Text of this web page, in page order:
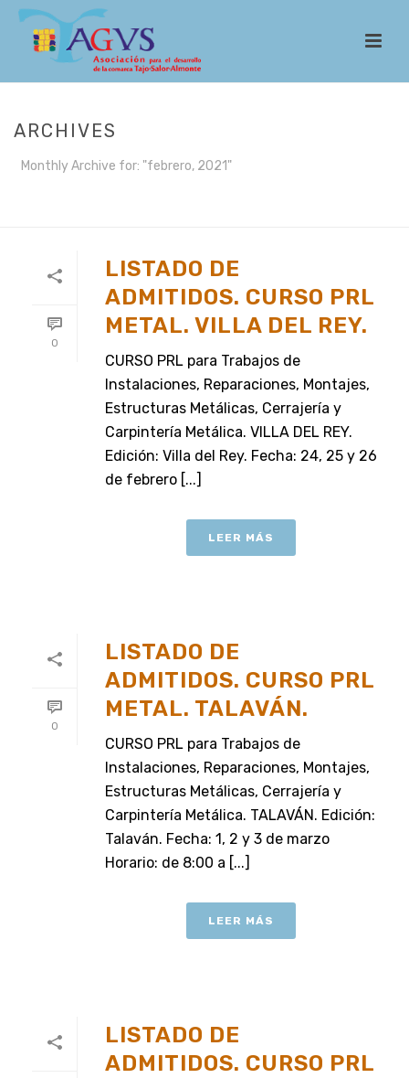
ARCHIVES
Monthly Archive for: "febrero, 2021"
0
LISTADO DE
ADMITIDOS. CURSO PRL
METAL. VILLA DEL REY.
CURSO PRL para Trabajos de
Instalaciones, Reparaciones, Montajes,
Estructuras Metálicas, Cerrajería y
Carpintería Metálica. VILLA DEL REY.
Edición: Villa del Rey. Fecha: 24, 25 y 26
de febrero [...]
LEER MÁS
0
LISTADO DE
ADMITIDOS. CURSO PRL
METAL. TALAVÁN.
CURSO PRL para Trabajos de
Instalaciones, Reparaciones, Montajes,
Estructuras Metálicas, Cerrajería y
Carpintería Metálica. TALAVÁN. Edición:
Talaván. Fecha: 1, 2 y 3 de marzo
Horario: de 8:00 a [...]
LEER MÁS
LISTADO DE
ADMITIDOS. CURSO PRL